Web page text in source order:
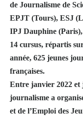
de Journalisme de
EPJT (Tours), ESJ
IPJ Dauphine
14 cursus, répartis
année, 625 jeunes
françaises.
Entre janvier 2022 et
journalisme a
et de l’Emploi des